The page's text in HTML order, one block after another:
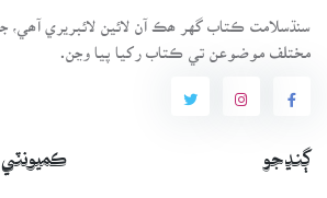
مختلف موضوعن تي ڪتاب رکيا پيا وڃن.
ڳنڍجو ڪميونٽي